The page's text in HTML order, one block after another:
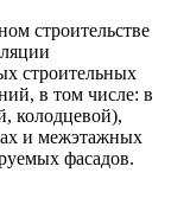
строительстве
строительных
в том числе: в
колодцевой),
и межэтажных
фасадов.